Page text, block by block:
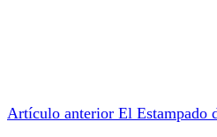
Artículo anterior El Estampado